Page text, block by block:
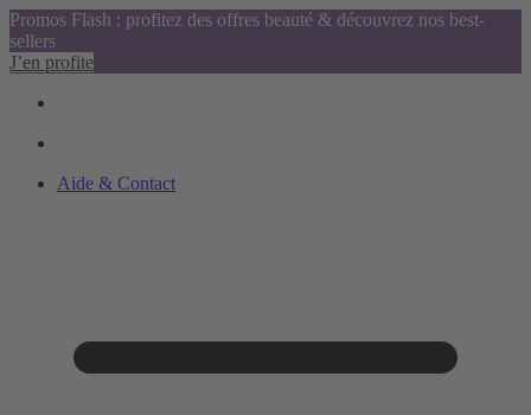
Promos Flash : profitez des offres beauté & découvrez nos best-
sellers
J’en profite
Aide & Contact